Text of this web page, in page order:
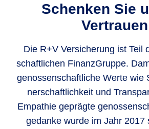
Schenken Sie
Vertrauen
Die R+V Versicherung ist Teil
schaft­lichen Finanz­Gruppe.
genos­sen­schaft­liche Werte
ner­schaft­lich­keit und
Empathie geprägte
gedanke wurde im Jahr 2017